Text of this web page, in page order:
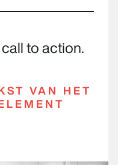
to action.
VAN HET